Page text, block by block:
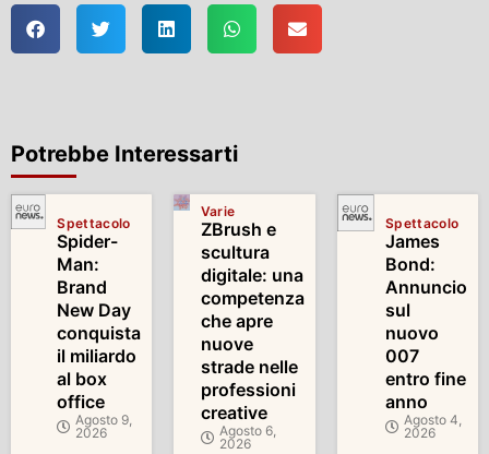
Potrebbe Interessarti
Spettacolo
Spider-
Man:
Brand
New Day
conquista
il miliardo
al box
office
Agosto 9,
2026
Varie
ZBrush e
scultura
digitale: una
competenza
che apre
nuove
strade nelle
professioni
creative
Agosto 6,
2026
Spettacolo
James
Bond:
Annuncio
sul
nuovo
007
entro fine
anno
Agosto 4,
2026